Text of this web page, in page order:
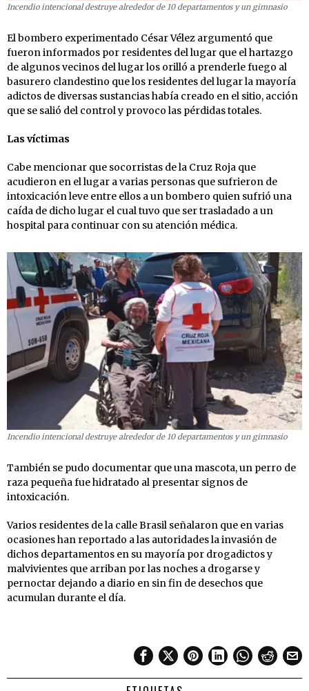
Incendio intencional destruye alrededor de 10 departamentos y un gimnasio
El bombero experimentado César Vélez argumentó que
fueron informados por residentes del lugar que el hartazgo
de algunos vecinos del lugar los orilló a prenderle fuego al
basurero clandestino que los residentes del lugar la mayoría
adictos de diversas sustancias había creado en el sitio, acción
que se salió del control y provoco las pérdidas totales.
Las víctimas
Cabe mencionar que socorristas de la Cruz Roja que
acudieron en el lugar a varias personas que sufrieron de
intoxicación leve entre ellos a un bombero quien sufrió una
caída de dicho lugar el cual tuvo que ser trasladado a un
hospital para continuar con su atención médica.
Incendio intencional destruye alrededor de 10 departamentos y un gimnasio
También se pudo documentar que una mascota, un perro de
raza pequeña fue hidratado al presentar signos de
intoxicación.
Varios residentes de la calle Brasil señalaron que en varias
ocasiones han reportado a las autoridades la invasión de
dichos departamentos en su mayoría por drogadictos y
malvivientes que arriban por las noches a drogarse y
pernoctar dejando a diario en sin fin de desechos que
acumulan durante el día.